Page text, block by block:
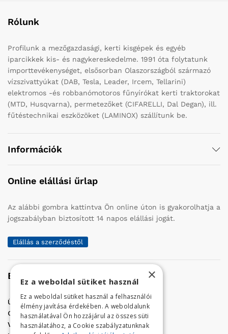
Rólunk
Profilunk a mezőgazdasági, kerti kisgépek és egyéb
iparcikkek kis- és nagykereskedelme. 1991 óta folytatunk
importtevékenységet, elsősorban Olaszországból származó
vízszivattyúkat (DAB, Tesla, Leader, Ircem, Tellarini)
elektromos -és robbanómotoros fűnyírókat kerti traktorokat
(MTD, Husqvarna), permetezőket (CIFARELLI, Dal Degan), ill.
fűtéstechnikai eszközöket (LAMINOX) szállítunk be.
Információk
Online elállási űrlap
Az alábbi gombra kattintva Ön online úton is gyakorolhatja a
jogszabályban biztosított 14 napos elállási jogát.
Elállás a szerződéstől
Elérhetőség
Üzletünk címe:
Szolnok, Vércse út 17.
Golf Center Áruház:06 (56) 423-324
VÁR-Kert Áruház: 06 (56) 429-771
×
Ez a weboldal sütiket használ
Ez a weboldal sütiket használ a felhasználói
élmény javítása érdekében. A weboldalunk
használatával Ön hozzájárul az összes süti
használatához, a Cookie szabályzatunknak